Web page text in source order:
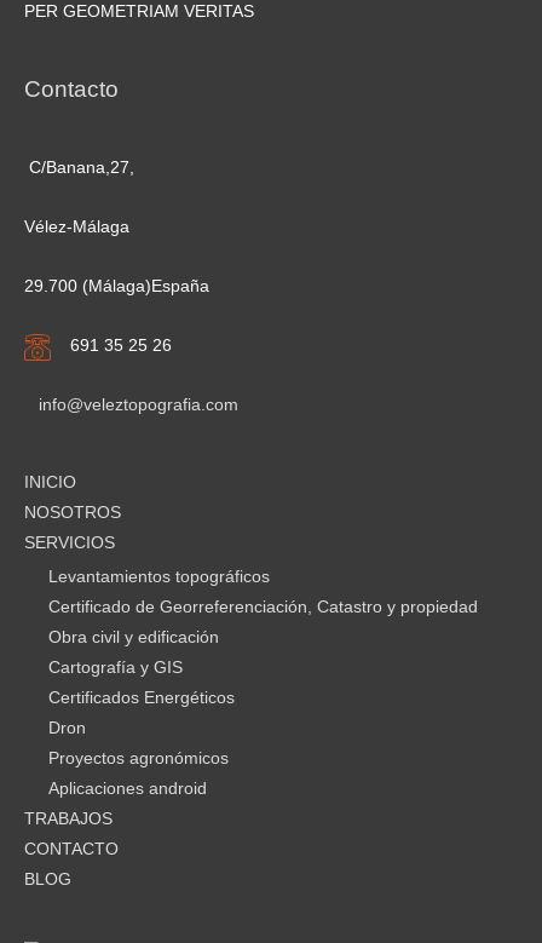
PER GEOMETRIAM VERITAS
Contacto
C/Banana,27,
Vélez-Málaga
29.700 (Málaga)España
691 35 25 26
info@veleztopografia.com
INICIO
NOSOTROS
SERVICIOS
Levantamientos topográficos
Certificado de Georreferenciación, Catastro y propiedad
Obra civil y edificación
Cartografía y GIS
Certificados Energéticos
Dron
Proyectos agronómicos
Aplicaciones android
TRABAJOS
CONTACTO
BLOG